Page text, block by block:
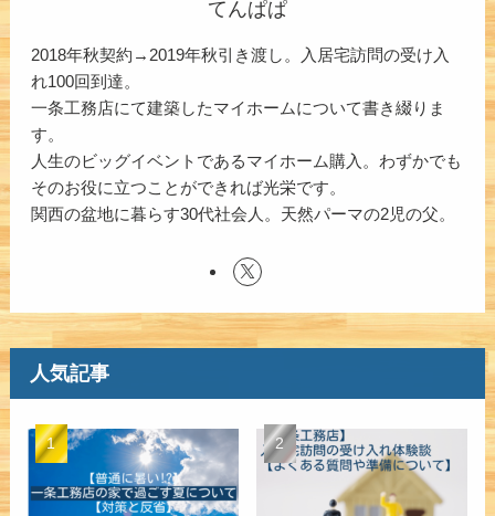
てんぱぱ
2018年秋契約→2019年秋引き渡し。入居宅訪問の受け入
れ100回到達。
一条工務店にて建築したマイホームについて書き綴りま
す。
人生のビッグイベントであるマイホーム購入。わずかでも
そのお役に立つことができれば光栄です。
関西の盆地に暮らす30代社会人。天然パーマの2児の父。
人気記事